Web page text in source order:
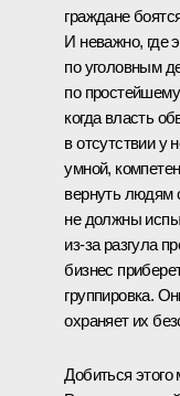
граждане
И неважно, где
по уголовным
по
когда власть
в отсутствии у
умной,
вернуть людям
не должны
из‑за разгула
бизнес
группировка.
охраняет их
Добиться